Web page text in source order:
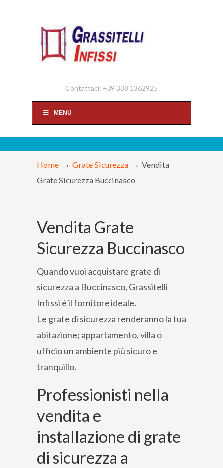
Contattaci: +39 338 1362925
MENU
Home → Grate Sicurezza → Vendita
Grate Sicurezza Buccinasco
Vendita Grate
Sicurezza Buccinasco
Quando vuoi acquistare grate di
sicurezza a Buccinasco, Grassitelli
Infissi è il fornitore ideale.
Le grate di sicurezza renderanno la tua
abitazione; appartamento, villa o
ufficio un ambiente più sicuro e
tranquillo.
Professionisti nella
vendita e
installazione di grate
di sicurezza a